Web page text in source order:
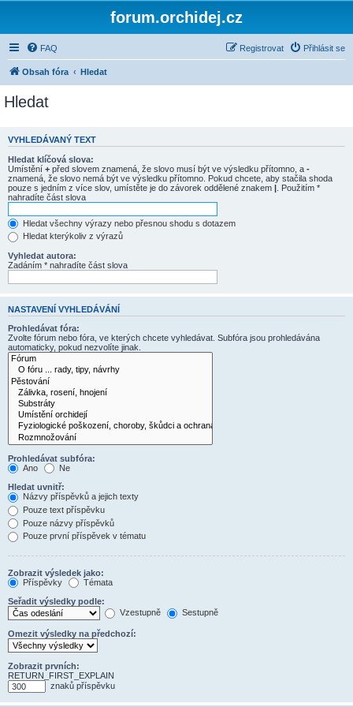
forum.orchidej.cz
FAQ Přihlásit se
Registrovat
Obsah fóra Hledat
Hledat
VYHLEDÁVANÝ TEXT
Hledat klíčová slova:
Umístění + před slovem znamená, že slovo musí být ve výsledku přítomno, a -
znamená, že slovo nemá být ve výsledku přítomno. Pokud chcete, aby stačila shoda
pouze s jedním z více slov, umístěte je do závorek oddělené znakem | . Použitím *
nahradíte část slova
Hledat všechny výrazy nebo přesnou shodu s dotazem
Hledat kterýkoliv z výrazů
Vyhledat autora:
Zadáním * nahradíte část slova
NASTAVENÍ VYHLEDÁVÁNÍ
Prohledávat fóra:
Zvolte fórum nebo fóra, ve kterých chcete vyhledávat. Subfóra jsou prohledávána
automaticky, pokud nezvolíte jinak.
Prohledávat subfóra:
Ano
Ne
Hledat uvnitř:
Názvy příspěvků a jejich texty
Pouze text příspěvku
Pouze názvy příspěvků
Pouze první příspěvek v tématu
Zobrazit výsledek jako:
Příspěvky
Témata
Seřadit výsledky podle:
Vzestupně
Sestupně
Omezit výsledky na předchozí:
Zobrazit prvních:
RETURN_FIRST_EXPLAIN
znaků příspěvku